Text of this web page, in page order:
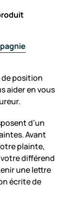
de position
aider en vous
d’un
Avant
plainte,
différend
une lettre
écrite de